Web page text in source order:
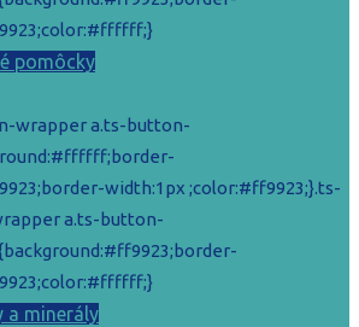
pomôcky
wrapper a.ts-button-
width:1px ;color:#ff9923;}.ts-
a.ts-button-
a minerály